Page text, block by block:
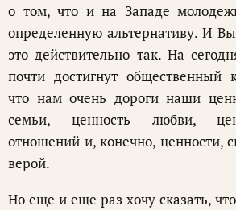
о том, что и на Западе
определенную альтернативу. И
это действительно так. На
почти достигнут общественный
что нам очень дороги наши
семьи, ценность любви,
отношений и, конечно, ценности,
верой.
Но еще и еще раз хочу сказать,